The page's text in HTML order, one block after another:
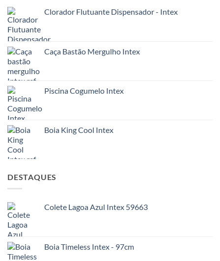
Clorador Flutuante Dispensador - Intex
Caça Bastão Mergulho Intex
Piscina Cogumelo Intex
Boia King Cool Intex
DESTAQUES
Colete Lagoa Azul Intex 59663
Boia Timeless Intex - 97cm